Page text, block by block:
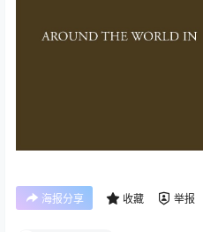
海报分享 收藏 举报